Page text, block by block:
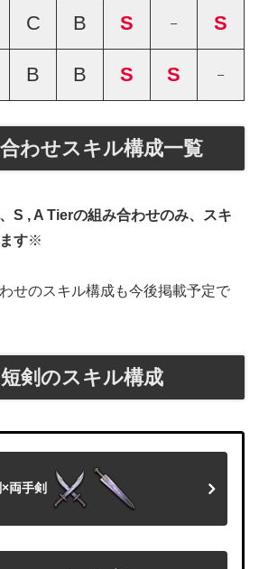
C B S – S
B B S S –
わせスキル構成一覧
S , A Tierの組み合わせのみ、スキ
す※
せのスキル構成も今後掲載予定で
剣のスキル構成
両手剣